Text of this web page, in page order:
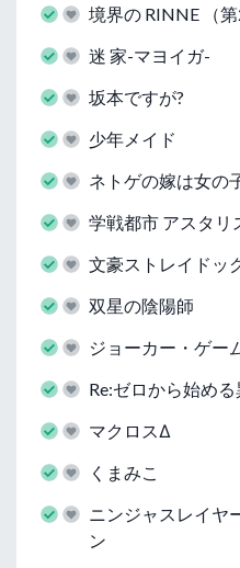
境界の RINNE （第
迷 家-マヨイガ-
坂本ですが?
少年メイド
ネトゲの嫁は女の
学戦都市 アスタリ
文豪ストレイドッ
双星の陰陽師
ジョーカー・ゲー
Re:ゼロから始め
マクロスΔ
くまみこ
ニンジャスレイヤ
ン